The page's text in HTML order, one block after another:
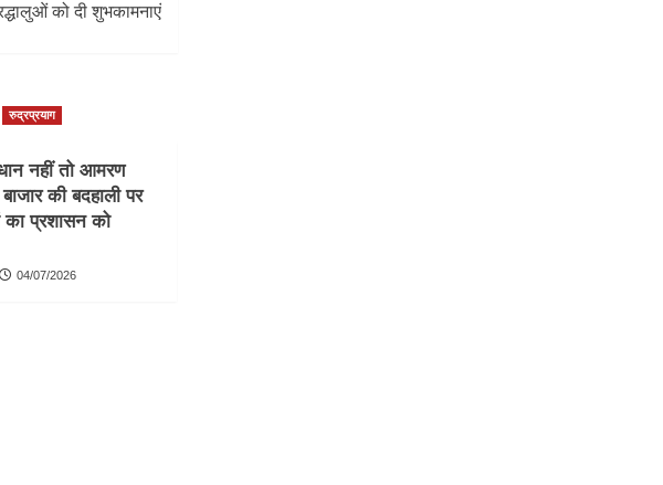
को दी शुभकामनाएं
रुद्रप्रयाग
नहीं तो आमरण
की बदहाली पर
का प्रशासन को
04/07/2026